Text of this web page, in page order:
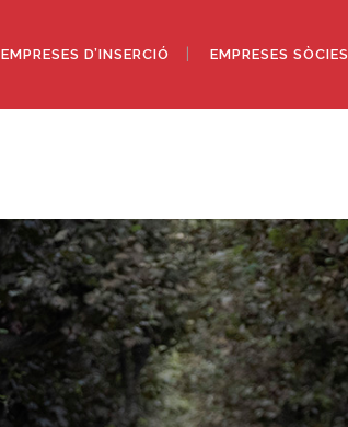
EMPRESES D’INSERCIÓ EMPRESES SÒCIES